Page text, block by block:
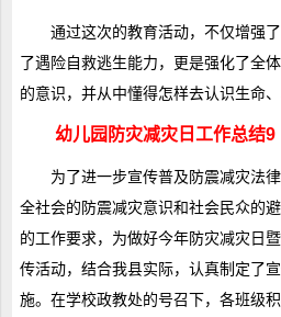
通过这次的教育活动，不仅增强
了遇险自救逃生能力，更是强化了全
的意识，并从中懂得怎样去认识生命
幼儿园防灾减灾日工作总结9
为了进一步宣传普及防震减灾法
全社会的防震减灾意识和社会民众的
的工作要求，为做好今年防灾减灾日
传活动，结合我县实际，认真制定了
施。在学校政教处的号召下，各班级